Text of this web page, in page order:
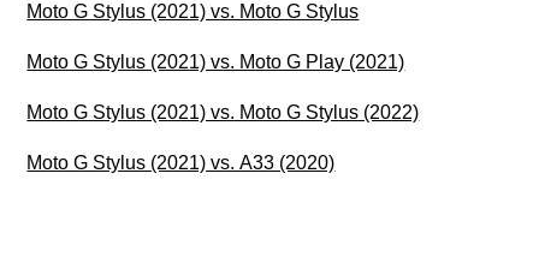
Moto G Stylus (2021) vs. Moto G Stylus
Moto G Stylus (2021) vs. Moto G Play (2021)
Moto G Stylus (2021) vs. Moto G Stylus (2022)
Moto G Stylus (2021) vs. A33 (2020)